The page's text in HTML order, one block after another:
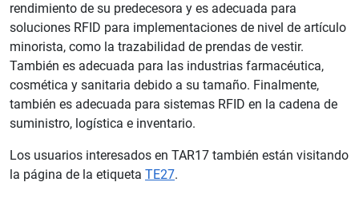
rendimiento de su predecesora y es adecuada para
soluciones RFID para implementaciones de nivel de artículo
minorista, como la trazabilidad de prendas de vestir.
También es adecuada para las industrias farmacéutica,
cosmética y sanitaria debido a su tamaño. Finalmente,
también es adecuada para sistemas RFID en la cadena de
suministro, logística e inventario.
Los usuarios interesados en TAR17 también están visitando
la página de la etiqueta TE27.